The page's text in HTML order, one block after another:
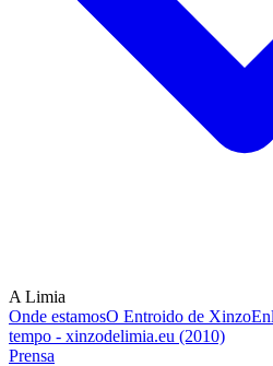
A Limia
Onde estamosO Entroido de Xinzo
tempo - xinzodelimia.eu (2010)
Prensa